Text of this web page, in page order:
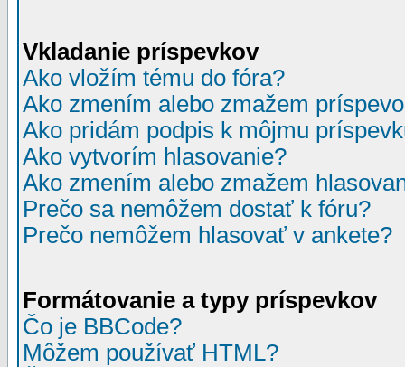
Vkladanie príspevkov
Ako vložím tému do fóra?
Ako zmením alebo zmažem
Ako pridám podpis k môjmu
Ako vytvorím hlasovanie?
Ako zmením alebo zmažem
Prečo sa nemôžem dostať k fóru?
Prečo nemôžem hlasovať v ankete?
Formátovanie a typy príspevkov
Čo je BBCode?
Môžem používať HTML?